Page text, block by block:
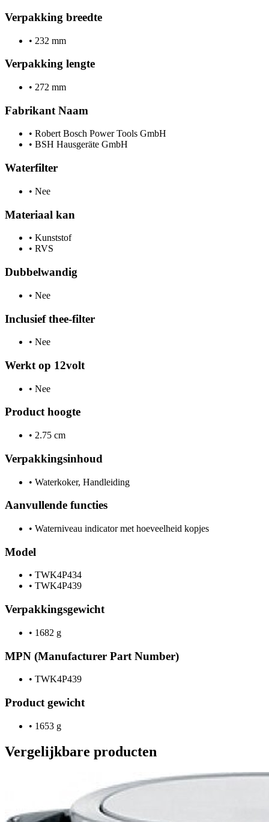
Verpakking breedte
• 232 mm
Verpakking lengte
• 272 mm
Fabrikant Naam
• Robert Bosch Power Tools GmbH
• BSH Hausgeräte GmbH
Waterfilter
• Nee
Materiaal kan
• Kunststof
• RVS
Dubbelwandig
• Nee
Inclusief thee-filter
• Nee
Werkt op 12volt
• Nee
Product hoogte
• 2.75 cm
Verpakkingsinhoud
• Waterkoker, Handleiding
Aanvullende functies
• Waterniveau indicator met hoeveelheid kopjes
Model
• TWK4P434
• TWK4P439
Verpakkingsgewicht
• 1682 g
MPN (Manufacturer Part Number)
• TWK4P439
Product gewicht
• 1653 g
Vergelijkbare producten